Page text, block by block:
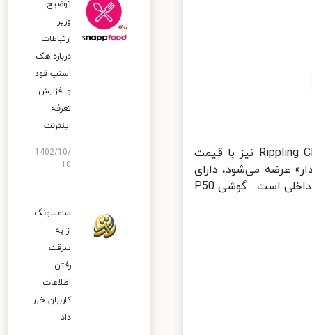
نسخه کالکتور این گوشی 1312 دلار قیمت دارد و نسخه مورد بحث Rippling Clouds نیز با قیمت
عرضه می‌شود، دارای
مشخصاتی چون 12 گیگابایت حافظه رم و 512 گیگابایت فضای ذخیره‌سازی داخلی است. گوشی P50
توضیح
وزیر
ارتباطات
درباره هک
اسنپ‌ فود
و افزایش
تعرفه
اینترنت
1402/10/
10
سامسونگ
از به
سرقت
رفتن
اطلاعات
کاربران خبر
داد